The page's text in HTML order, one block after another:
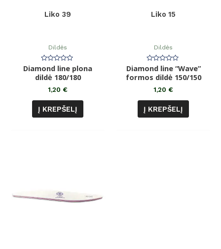
Liko 39
Dildės
Įvertinimas:
0
iš
Diamond line plona
dildė 180/180
1,20 €
Į KREPŠELĮ
Liko 15
Dildės
Įvertinimas:
0
iš
Diamond line “Wave”
formos dildė 150/150
1,20 €
Į KREPŠELĮ